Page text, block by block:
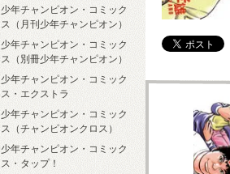
少年チャンピオン・コミック
ス（月刊少年チャンピオン）
少年チャンピオン・コミック
ス（別冊少年チャンピオン）
少年チャンピオン・コミック
ス・エクストラ
少年チャンピオン・コミック
ス（チャンピオンクロス）
少年チャンピオン・コミック
ス・タップ！